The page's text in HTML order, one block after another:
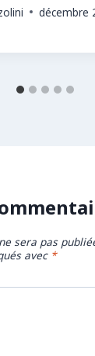
décembre
sera pas
avec *